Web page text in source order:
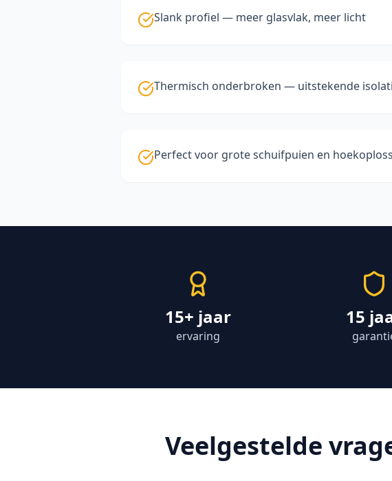
Slank profiel — meer glasvlak, meer licht
Thermisch onderbroken — uitstekende
Perfect voor grote schuifpuien en
15+ jaar
ervaring
15
Veelgestelde